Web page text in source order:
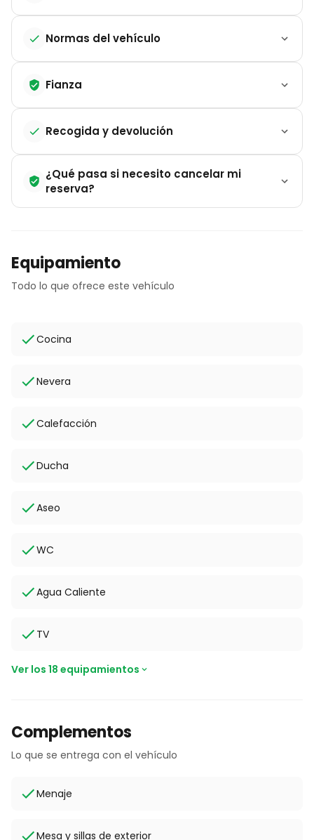
Normas del vehículo
Fianza
Recogida y devolución
¿Qué pasa si necesito cancelar mi
reserva?
Equipamiento
Todo lo que ofrece este vehículo
Cocina
Nevera
Calefacción
Ducha
Aseo
WC
Agua Caliente
TV
Ver los 18 equipamientos
Complementos
Lo que se entrega con el vehículo
Menaje
Mesa y sillas de exterior